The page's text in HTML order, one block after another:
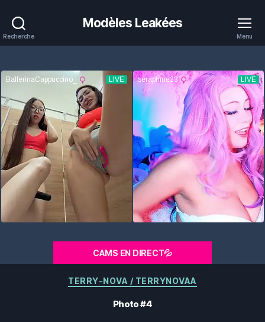
Recherche
Modèles Leakées
Menu
CAMS EN DIRECT💦
Catégories
TERRY-NOVA / TERRYNOVAA
Photo #4